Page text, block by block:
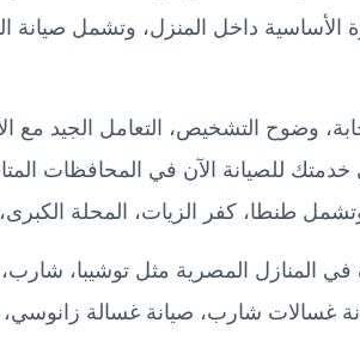
الأساسية داخل المنزل، وتشمل صيانة
وضوح التشخيص، التعامل الجيد مع
للصيانة الآن في المحافظات
طنطا، كفر الزيات، المحلة
في المنازل المصرية مثل توشيبا،
غسالات شارب، صيانة غسالة